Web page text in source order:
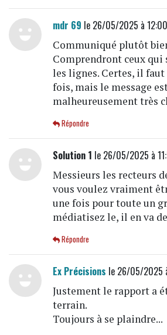
mdr 69 le 26/05/2025 à 12:00
Communiqué plutôt
Comprendront ceux qui
les lignes. Certes, il faut
fois, mais le message
malheureusement très
Répondre
Solution 1 le 26/05/2025 à
Messieurs les recteurs
vous voulez vraiment
une fois pour toute un
médiatisez le, il en va
Répondre
Ex Précisions le 26/05/2025
Justement le rapport a
terrain.
Toujours à se plaindre...